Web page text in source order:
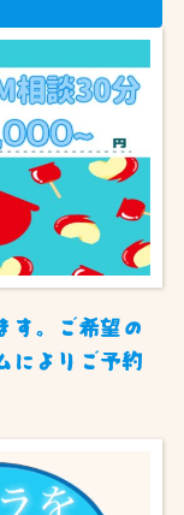
す。ご希望の
によりご予約